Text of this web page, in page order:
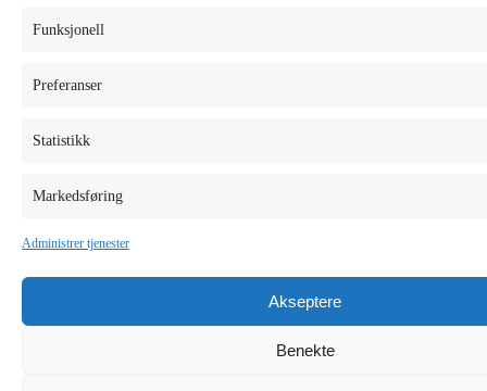
Funksjonell
Preferanser
Statistikk
Markedsføring
Administrer tjenester
Akseptere
Benekte